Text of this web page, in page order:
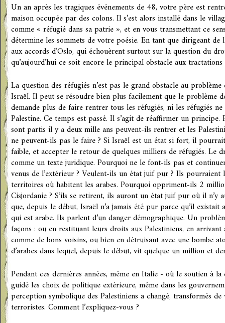
Un an après les tragiques événements de 48, votre père est
maison occupée par des colons. Il s’est alors installé dans le
comme « réfugié dans sa patrie », et en vous transmettant ce
détermine les sommets de votre poésie. En tant que dirigeant de
aux accords d’Oslo, qui échouèrent surtout sur la question du
qu’aujourd’hui ce soit encore le principal obstacle aux tractations
La question des réfugiés n’est pas le grand obstacle au
Israël. Il peut se résoudre bien plus facilement que le problème
demande plus de faire rentrer tous les réfugiés, ni les réfugiés
Palestine. Ce temps est passé. Il s’agit de réaffirmer un
sont partis il y a deux mille ans peuvent-ils rentrer et les
ne peuvent-ils pas le faire ? Si Israël est un état si fort, il
faible, et accepter le retour de quelques milliers de réfugiés. Le
comme un texte juridique. Pourquoi ne le font-ils pas et
venus de l’extérieur ? Veulent-ils un état juif pur ? Ils
territoires où habitent les arabes. Pourquoi oppriment-ils 2
Cisjordanie ? S’ils se retirent, ils auront un état juif pur où il n’y
que, depuis le début, Israël n’a jamais été pur parce qu’il existait
qui est arabe. Ils parlent d’un danger démographique. Un
façons : ou en restituant leurs droits aux Palestiniens, en
comme de bons voisins, ou bien en détruisant avec une bombe
d’arabes dans lequel, depuis le début, vit quelque un million et
Pendant ces dernières années, même en Italie - où le soutien à
guidé les choix de politique extérieure, même dans les
perception symbolique des Palestiniens a changé, transformés
terroristes. Comment l’expliquez-vous ?